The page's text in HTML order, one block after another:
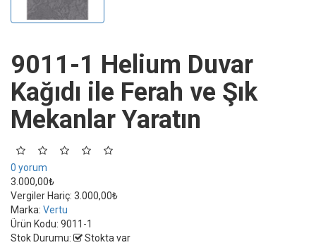
9011-1 Helium Duvar
Kağıdı ile Ferah ve Şık
Mekanlar Yaratın
0 yorum
3.000,00₺
Vergiler Hariç: 3.000,00₺
Marka: Vertu
Ürün Kodu: 9011-1
Stok Durumu:
Stokta var